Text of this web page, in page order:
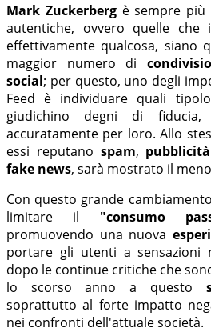
Mark Zuckerbergè sempre più
autentiche, ovvero quelle che
effettivamente qualcosa, siano
maggior numero di
social; per questo, uno degli
Feed è individuare quali
giudichino degni di fiducia,
accuratamente per loro. Allo
essi reputano spam,
fake news, sarà mostrato il
Con questo grande
limitare il "consumo
promuovendo una nuova
portare gli utenti a sensazioni
dopo le continue critiche che
lo scorso anno a questo
soprattutto al forte impatto
nei confronti dell'attuale società.